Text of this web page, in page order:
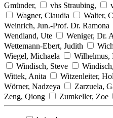
Gmünder,
vhs Straubing,
Wagner, Claudia
Walter,
Weinrich, Jun.-Prof. Dr. Ramona
Wendland, Ute
Weniger, Dr.
Wettemann-Ebert, Judith
Wiegel, Michaela
Wilhelmus,
Windisch, Steve
Wittek, Anita
Witzenleiter,
Wörner, Nadzeya
Zarzuela,
Zeng, Qiong
Zumkeller, Zoe